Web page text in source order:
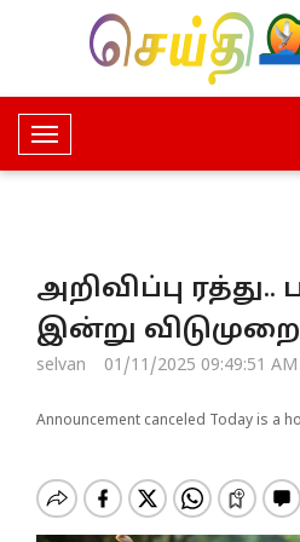
T
o
e
N
a
v
g
t
i
அறிவிப்பு
இன்று விடுமுறை
selvan 01/11/2025 09:49:51 AM
Announcement canceled Today is a